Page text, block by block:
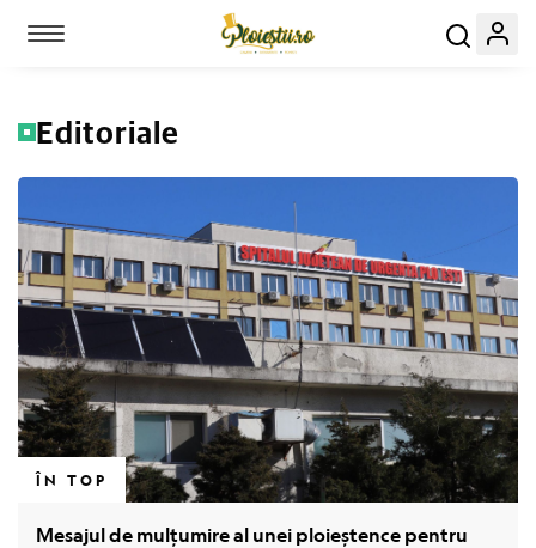
Toggle navigation
Editoriale
ÎN TOP
Mesajul de mulțumire al unei ploieștence pentru
Link-uri utile:
Evenimente
Locuri
Servicii